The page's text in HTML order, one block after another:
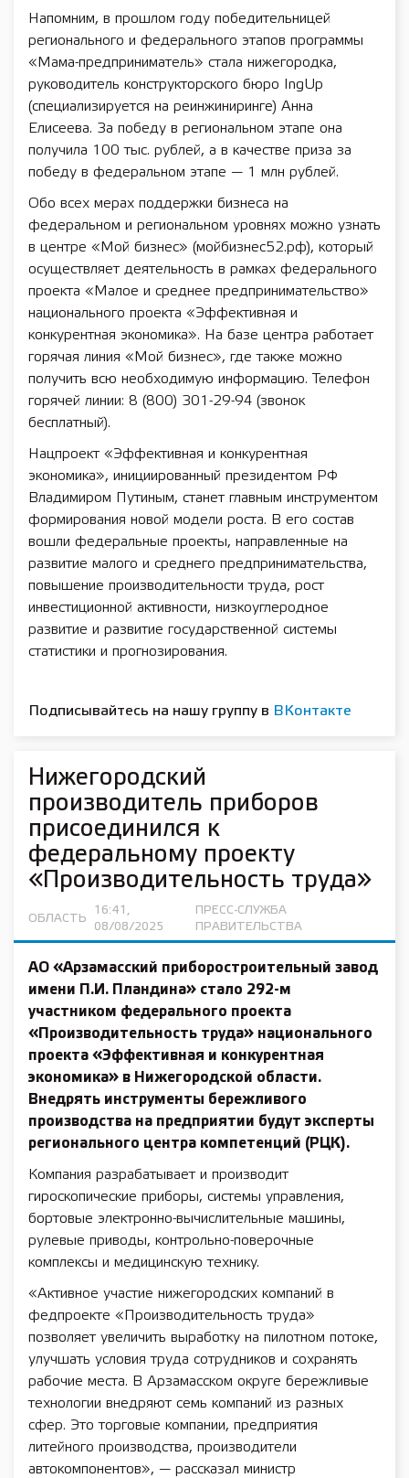
Напомним, в прошлом году победительницей
регионального и федерального этапов программы
«Мама-предприниматель» стала нижегородка,
руководитель конструкторского бюро IngUp
(специализируется на реинжиниринге) Анна
Елисеева. За победу в региональном этапе она
получила 100 тыс. рублей, а в качестве приза за
победу в федеральном этапе — 1 млн рублей.
Обо всех мерах поддержки бизнеса на
федеральном и региональном уровнях можно узнать
в центре «Мой бизнес» (мойбизнес52.рф), который
осуществляет деятельность в рамках федерального
проекта «Малое и среднее предпринимательство»
национального проекта «Эффективная и
конкурентная экономика». На базе центра работает
горячая линия «Мой бизнес», где также можно
получить всю необходимую информацию. Телефон
горячей линии: 8 (800) 301-29-94 (звонок
бесплатный).
Нацпроект «Эффективная и конкурентная
экономика», инициированный президентом РФ
Владимиром Путиным, станет главным инструментом
формирования новой модели роста. В его состав
вошли федеральные проекты, направленные на
развитие малого и среднего предпринимательства,
повышение производительности труда, рост
инвестиционной активности, низкоуглеродное
развитие и развитие государственной системы
статистики и прогнозирования.
Подписывайтесь на нашу группу в ВКонтакте
Нижегородский
производитель приборов
присоединился к
федеральному проекту
«Производительность труда»
ОБЛАСТЬ
16:41,
08/08/2025
ПРЕСС-СЛУЖБА
ПРАВИТЕЛЬСТВА
АО «Арзамасский приборостроительный завод
имени П.И. Пландина» стало 292-м
участником федерального проекта
«Производительность труда» национального
проекта «Эффективная и конкурентная
экономика» в Нижегородской области.
Внедрять инструменты бережливого
производства на предприятии будут эксперты
регионального центра компетенций (РЦК).
Компания разрабатывает и производит
гироскопические приборы, системы управления,
бортовые электронно-вычислительные машины,
рулевые приводы, контрольно-поверочные
комплексы и медицинскую технику.
«Активное участие нижегородских компаний в
федпроекте «Производительность труда»
позволяет увеличить выработку на пилотном потоке,
улучшать условия труда сотрудников и сохранять
рабочие места. В Арзамасском округе бережливые
технологии внедряют семь компаний из разных
сфер. Это торговые компании, предприятия
литейного производства, производители
автокомпонентов», — рассказал министр